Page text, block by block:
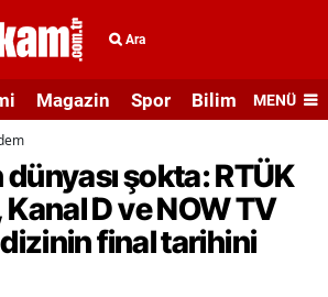
Ara
Magazin Spor Bilim veMENÜ
şokta: RTÜK
D ve NOW TV
final tarihini